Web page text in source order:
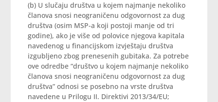
(b) U slučaju društva u kojem najmanje nekoliko
članova snosi neograničenu odgovornost za dug
društva (osim MSP-a koji postoji manje od tri
godine), ako je više od polovice njegova kapitala
navedenog u financijskom izvještaju društva
izgubljeno zbog prenesenih gubitaka. Za potrebe
ove odredbe “društvo u kojem najmanje nekoliko
članova snosi neograničenu odgovornost za dug
društva” odnosi se posebno na vrste društva
navedene u Prilogu II. Direktivi 2013/34/EU;